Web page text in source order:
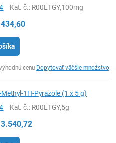
Kat. č.: R00ETGY,100mg
434,60
cenu Dopytovať väčšie množstvo
1H-Pyrazole (1 x 5 g)
Kat. č.: R00ETGY,5g
3.540,72